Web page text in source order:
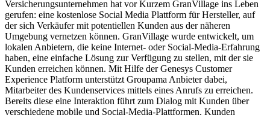
Versicherungsunternehmen hat vor Kurzem GranVillage ins Leben
gerufen: eine kostenlose Social Media Plattform für Hersteller, auf
der sich Verkäufer mit potentiellen Kunden aus der näheren
Umgebung vernetzen können. GranVillage wurde entwickelt, um
lokalen Anbietern, die keine Internet- oder Social-Media-Erfahrung
haben, eine einfache Lösung zur Verfügung zu stellen, mit der sie
Kunden erreichen können. Mit Hilfe der Genesys Customer
Experience Platform unterstützt Groupama Anbieter dabei,
Mitarbeiter des Kundenservices mittels eines Anrufs zu erreichen.
Bereits diese eine Interaktion führt zum Dialog mit Kunden über
verschiedene mobile und Social-Media-Plattformen. Kunden